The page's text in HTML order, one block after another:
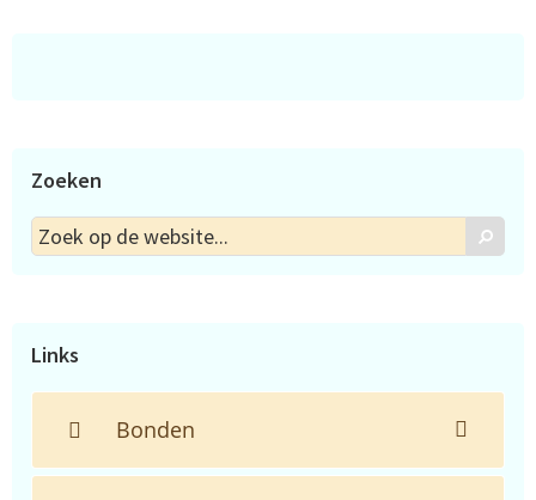
Zoeken
Zoek
op
Zoek
Links
Bonden